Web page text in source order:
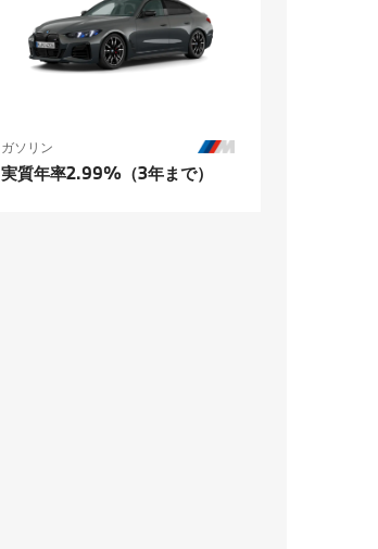
ガソリン
実質年率2.99%（3年まで）